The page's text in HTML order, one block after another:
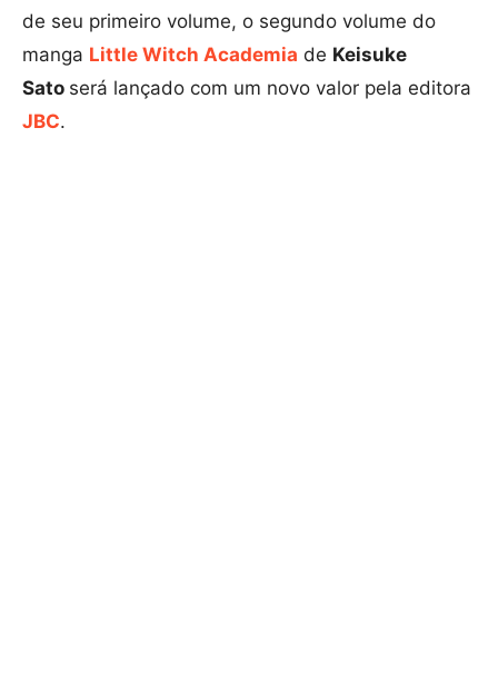
de seu primeiro volume, o segundo volume do
manga Little Witch Academia de Keisuke
Sato será lançado com um novo valor pela editora
JBC.